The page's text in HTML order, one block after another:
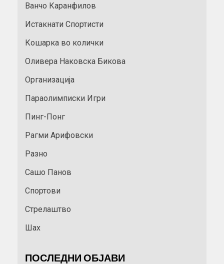
Ванчо Каранфилов
Истакнати Спортисти
Кошарка во колички
Оливера Наковска Бикова
Организација
Параолимписки Игри
Пинг-Понг
Рагми Арифовски
Разно
Сашо Панов
Спортови
Стрелаштво
Шах
ПОСЛЕДНИ ОБЈАВИ